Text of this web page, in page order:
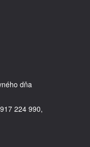
dňa
224 990,